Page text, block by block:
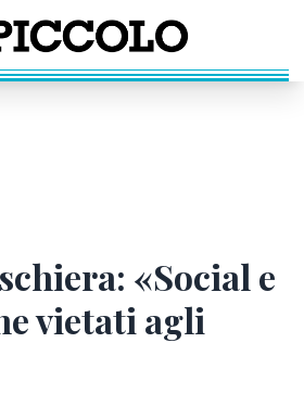
«Social e
vietati agli